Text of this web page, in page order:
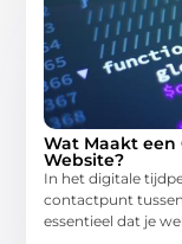
Wat Maakt een
Website?
In het digitale
contactpunt
essentieel dat je